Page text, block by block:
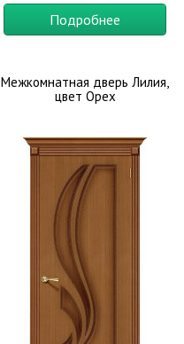
Подробнее
Межкомнатная дверь Лилия,
цвет Орех